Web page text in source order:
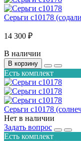
Серьги с10178
14 300 ₽
В наличии
В корзину
Есть комплект
Серьги с10178
Нет в наличии
Задать вопрос
Есть комплект